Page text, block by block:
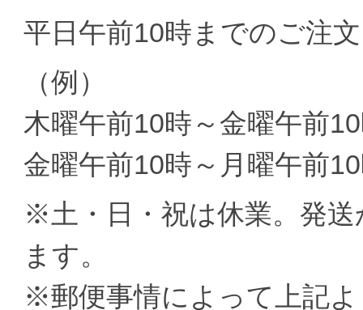
平日午前10時までのご注
（例）
木曜午前10時～金曜午前
金曜午前10時～月曜午前
※土・日・祝は休業。発
ます。
※郵便事情によって上記